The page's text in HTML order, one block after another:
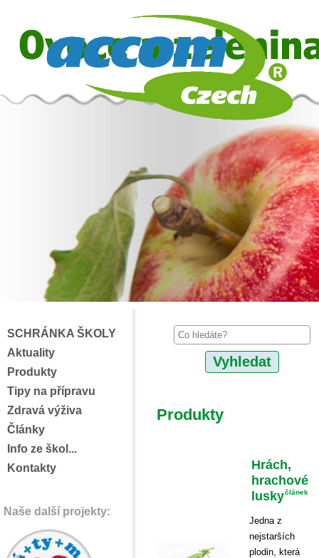
SCHRÁNKA ŠKOLY
Aktuality
Produkty
Tipy na přípravu
Zdravá výživa
Články
Info ze škol...
Kontakty
Naše další projekty:
Produkty
Hrách,
hrachové
luskyčlánek
Jedna z
nejstarších
plodin, která